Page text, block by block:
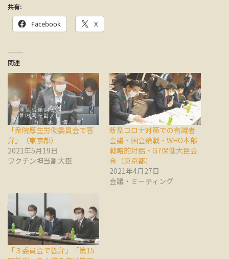
共有:
Facebook X
関連
「衆院厚生労働委員会で答
弁」（東京都）
2021年5月19日
ワクチン担当副大臣
新型コロナ対策での有識者
会議・国会論戦・WHO本部
戦略的対話・G7保健大臣会
合（東京都）
2021年4月27日
会議・ミーティング
「３委員会で答弁」「第15